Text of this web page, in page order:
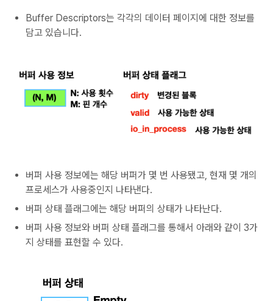
Buffer Descriptors는 각각의 데이터 페이지에 대한 정보를
담고 있습니다.
버퍼 사용 정보에는 해당 버퍼가 몇 번 사용됐고, 현재 몇 개의
프로세스가 사용중인지 나타낸다.
버퍼 상태 플래그에는 해당 버퍼의 상태가 나타난다.
버퍼 사용 정보와 버퍼 상태 플래그를 통해서 아래와 같이 3가
지 상태를 표현할 수 있다.